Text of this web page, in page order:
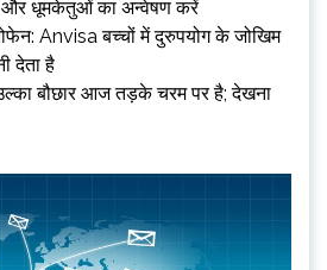
और धूमकेतुओं का अन्वेषण करें
Anvisa बच्चों में दुरुपयोग के जोखिम
देता है
बौछार आज तड़के चरम पर है; देखना